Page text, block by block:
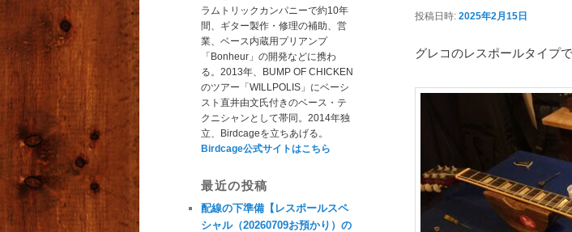
投稿日時: 2025年2月15日
グレコのレスポールタイプ
ラムトリックカンパニーで約10年
間、ギター製作・修理の補助、営
業、ベース内蔵用プリアンプ
「Bonheur」の開発などに携わ
る。2013年、BUMP OF CHICKEN
のツアー「WILLPOLIS」にベーシ
スト直井由文氏付きのベース・テ
クニシャンとして帯同。2014年独
立、Birdcageを立ちあげる。
Birdcage公式サイトはこちら
最近の投稿
配線の下準備【レスポールスペ
シャル（20260709お預かり）の